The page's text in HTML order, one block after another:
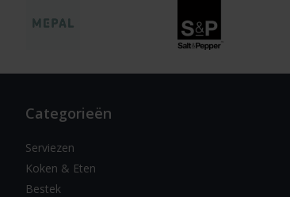
Categorieën
Serviezen
Koken & Eten
Bestek